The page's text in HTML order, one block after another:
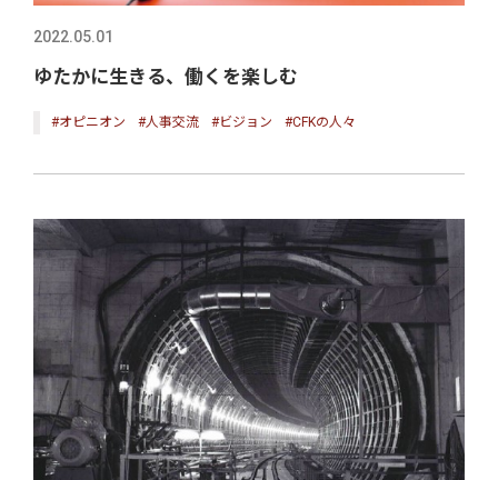
2022.05.01
ゆたかに生きる、働くを楽しむ
#オピニオン #人事交流 #ビジョン #CFKの人々